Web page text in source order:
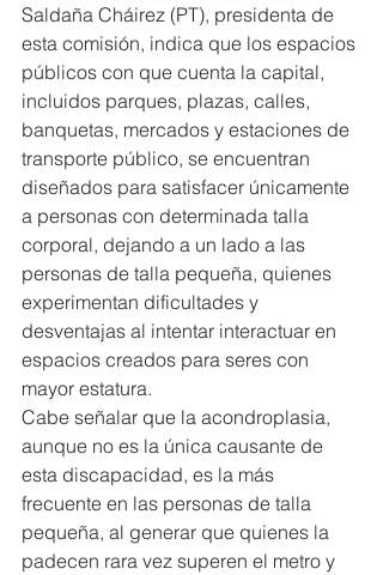
Saldaña Cháirez (PT), presidenta de
esta comisión, indica que los espacios
públicos con que cuenta la capital,
incluidos parques, plazas, calles,
banquetas, mercados y estaciones de
transporte público, se encuentran
diseñados para satisfacer únicamente
a personas con determinada talla
corporal, dejando a un lado a las
personas de talla pequeña, quienes
experimentan dificultades y
desventajas al intentar interactuar en
espacios creados para seres con
mayor estatura.
Cabe señalar que la acondroplasia,
aunque no es la única causante de
esta discapacidad, es la más
frecuente en las personas de talla
pequeña, al generar que quienes la
padecen rara vez superen el metro y